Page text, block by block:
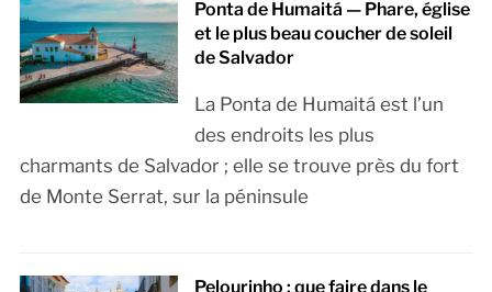
Ponta de Humaitá — Phare, église
et le plus beau coucher de soleil
de Salvador
La Ponta de Humaitá est l’un
des endroits les plus
charmants de Salvador ; elle se trouve près du fort
de Monte Serrat, sur la péninsule
Pelourinho : que faire dans le